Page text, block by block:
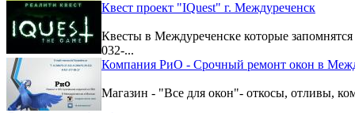
Квест проект "IQuest" г. Междуреченск
Квесты в Междуреченске которые
032-...
Компания РиО - Срочный ремонт окон в
Магазин - "Все для окон"- откосы, отливы,